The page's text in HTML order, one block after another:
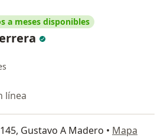
a meses disponibles
línea
Gustavo A Madero • Mapa